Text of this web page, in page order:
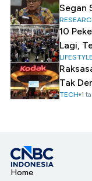
Segan
10
Lagi,
LIFESTYLE
Tak
TECH 1
Home